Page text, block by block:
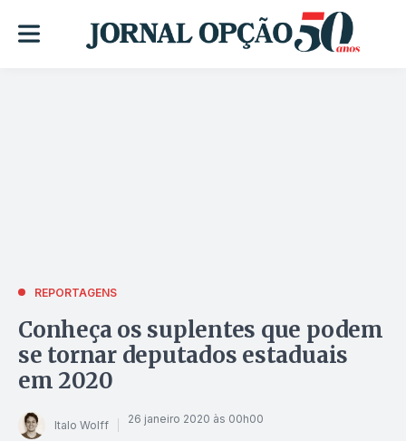
REPORTAGENS
Conheça os suplentes que podem
se tornar deputados estaduais
em 2020
Italo Wolff 26 janeiro 2020 às 00h00